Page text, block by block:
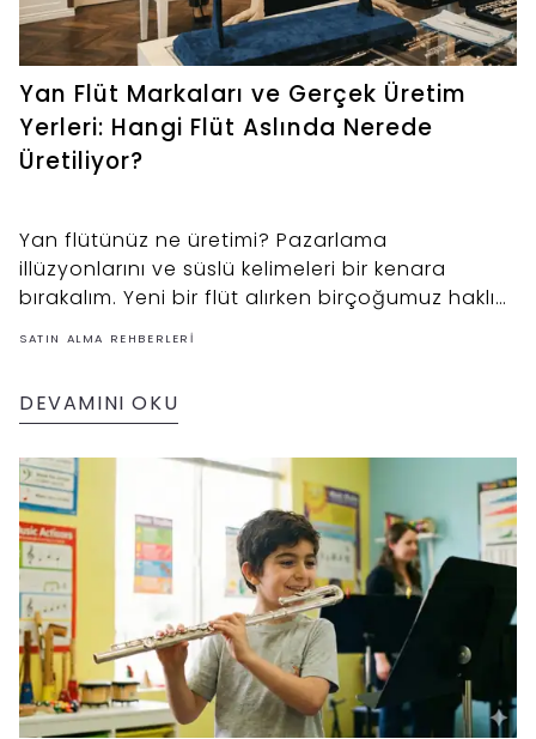
Yan Flüt Markaları ve Gerçek Üretim
Yerleri: Hangi Flüt Aslında Nerede
Üretiliyor?
Yan flütünüz ne üretimi? Pazarlama
illüzyonlarını ve süslü kelimeleri bir kenara
bırakalım. Yeni bir flüt alırken birçoğumuz haklı
olarak enstrümanın nerede üretildiğine dikkat
SATIN ALMA REHBERLERI
DEVAMINI OKU